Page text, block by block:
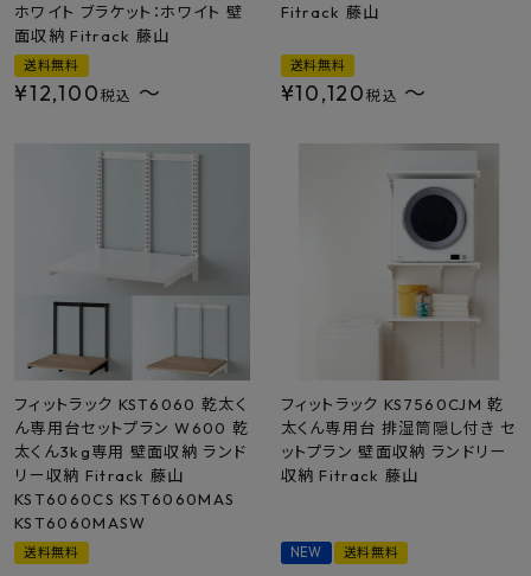
ホワイト ブラケット：ホワイト 壁
面収納 Fitrack 藤山
送料無料
¥12,100 税込 〜
Fitrack 藤山
送料無料
¥10,120税込 〜
フィットラック KST6060 乾太く
ん専用台セットプラン W600 乾
太くん3kg専用 壁面収納 ランド
リー収納 Fitrack 藤山
KST6060CS KST6060MAS
KST6060MASW
送料無料
フィットラック KS7560CJM 乾
太くん専用台 排湿筒隠し付き セ
ットプラン 壁面収納 ランドリー
収納 Fitrack 藤山
NEW 送料無料